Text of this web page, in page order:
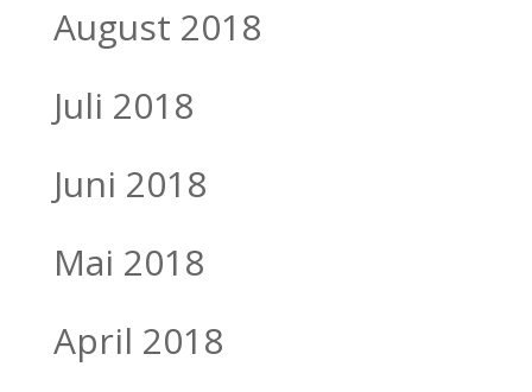
August 2018
Juli 2018
Juni 2018
Mai 2018
April 2018